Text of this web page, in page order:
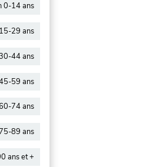
0-14 ans
29 ans
44 ans
59 ans
74 ans
89 ans
ans et +